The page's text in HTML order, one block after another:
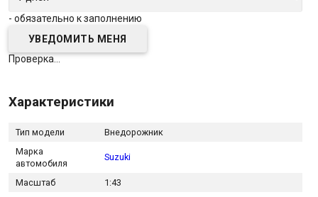
- обязательно к заполнению
Проверка...
Характеристики
Тип модели
Внедорожник
Марка
автомобиля
Suzuki
Масштаб 1:43